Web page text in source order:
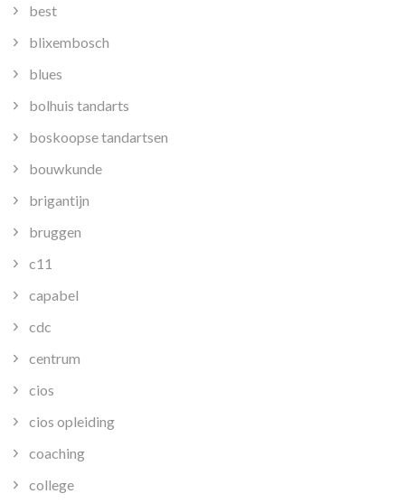
best
blixembosch
blues
bolhuis tandarts
boskoopse tandartsen
bouwkunde
brigantijn
bruggen
c11
capabel
cdc
centrum
cios
cios opleiding
coaching
college